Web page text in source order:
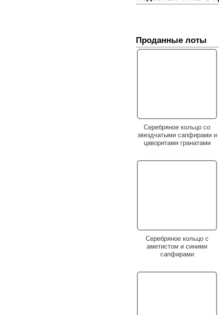
Проданные лоты
Серебряное кольцо со
звездчатыми сапфирами и
цаворитами гранатами
Серебряное кольцо с
аметистом и синими
сапфирами